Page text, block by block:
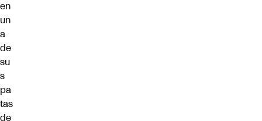
en
un
a
de
su
s
pa
tas
de